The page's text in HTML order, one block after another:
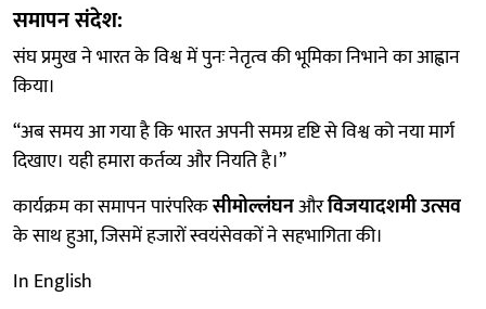
समापन संदेश:
संघ प्रमुख ने भारत के विश्व में पुनः नेतृत्व की भूमिका निभाने का आह्वान
किया।
“अब समय आ गया है कि भारत अपनी समग्र दृष्टि से विश्व को नया मार्ग
दिखाए। यही हमारा कर्तव्य और नियति है।”
कार्यक्रम का समापन पारंपरिकसीमोल्लंघनऔरविजयादशमी उत्सव
के साथ हुआ, जिसमें हजारों स्वयंसेवकों ने सहभागिता की।
In English